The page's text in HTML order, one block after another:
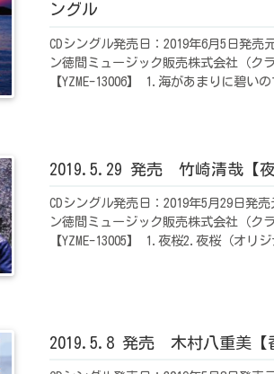
ングル
CDシングル発売日：2019年6月5日発
ン徳間ミュージック販売株式会社（ク
【YZME-13006】 1.海があまりに碧い
2019.5.29 発売 竹崎清哉【夜
CDシングル発売日：2019年5月29日発
ン徳間ミュージック販売株式会社（ク
【YZME-13005】 1.夜桜2.夜桜（オリ
2019.5.8 発売 木村八重美【